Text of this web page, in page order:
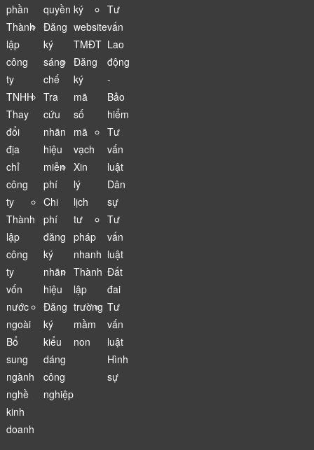
phần
Thành
lập
công
ty
TNHH
Thay
đổi
địa
chỉ
công
ty
Thành
lập
công
ty
vốn
nước
ngoài
Bổ
sung
ngành
nghề
kinh
doanh
quyền
Đăng
ký
sáng
chế
Tra
cứu
nhãn
hiệu
miễn
phí
Chi
phí
đăng
ký
nhãn
hiệu
Đăng
ký
kiểu
dáng
công
nghiệp
ký
website
TMĐT
Đăng
ký
mã
số
mã
vạch
Xin
lý
lịch
tư
pháp
nhanh
Thành
lập
trường
mầm
non
Tư
vấn
Lao
động
-
Bảo
hiểm
Tư
vấn
luật
Dân
sự
Tư
vấn
luật
Đất
đai
Tư
vấn
luật
Hình
sự